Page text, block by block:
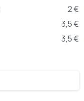
2 €
3,5 €
3,5 €